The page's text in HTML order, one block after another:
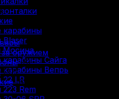
карабины
Blaser
Мосина
карабины Сайга
карабины Вепрь
22 LR
Rem
(13)
оружием
(6)
(37)
(6)